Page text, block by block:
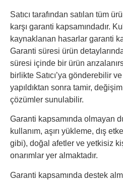
Satıcı tarafından satılan tüm
karşı garanti kapsamındadır.
kaynaklanan hasarlar garanti
Garanti süresi ürün
süresi içinde bir ürün
birlikte Satıcı’ya gönderebilir
yapıldıktan sonra tamir,
çözümler sunulabilir.
Garanti kapsamında olmayan
kullanım, aşırı yükleme, dış
gibi), doğal afetler ve yetkisiz
onarımlar yer almaktadır.
Garanti kapsamında destek